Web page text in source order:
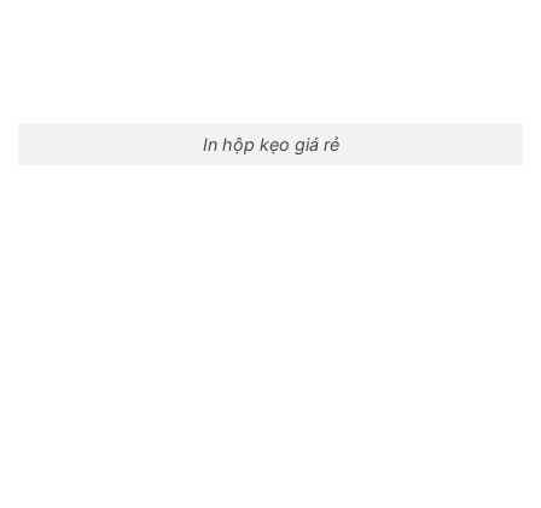
In hộp kẹo giá rẻ